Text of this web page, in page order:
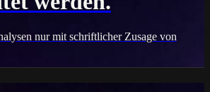
nur mit schriftlicher Zusage von